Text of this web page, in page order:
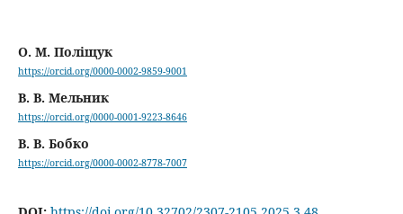
О. М. Поліщук
https://orcid.org/0000-0002-9859-9001
В. В. Мельник
https://orcid.org/0000-0001-9223-8646
В. В. Бобко
https://orcid.org/0000-0002-8778-7007